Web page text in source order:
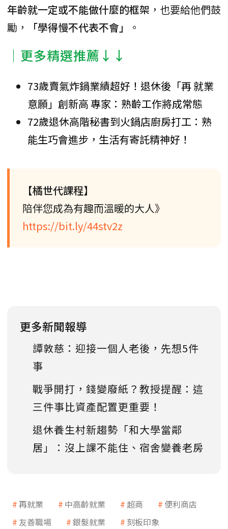
年齡就一定或不能做什麼的框架 ，也要給他們鼓
勵，
「學得慢不代表不會」 。
│更多精選推薦↓↓
73歲賣氣炸鍋業績超好！退休後「再 就業
意願」創新高 專家：熟齡工作將成常態
72歲退休高階秘書到火鍋店廚房打工：熟
能生巧會進步，生活有寄託精神好！
【橘世代課程】
陪伴您成為有趣而溫暖的大人》
https://bit.ly/44stv2z
更多新聞報導
譚敦慈：迎接一個人老後，先想5件
事
戰爭開打，錢變廢紙？教授提醒：這
三件事比資產配置更重要！
退休養生村新趨勢「和大學當鄰
居」：沒上課不能住、宿舍變養老房
再就業 中高齡就業 超商
便利商店
友善職場
銀髮就業 刻板印象